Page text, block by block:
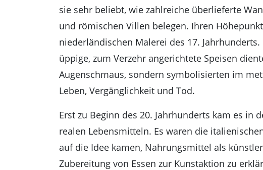
sie sehr beliebt, wie zahlreiche überlieferte
und römischen Villen belegen. Ihren
niederländischen Malerei des 17.
üppige, zum Verzehr angerichtete Speisen
Augenschmaus, sondern symbolisierten im
Leben, Vergänglichkeit und Tod.
Erst zu Beginn des 20. Jahrhunderts kam es in
realen Lebensmitteln. Es waren die
auf die Idee kamen, Nahrungsmittel als
Zubereitung von Essen zur Kunstaktion zu